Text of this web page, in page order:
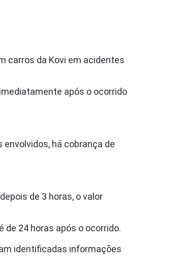
carros da Kovi em acidentes
após o ocorrido
envolvidos, há cobrança de
de 3 horas, o valor
24 horas após o ocorrido.
identificadas informações